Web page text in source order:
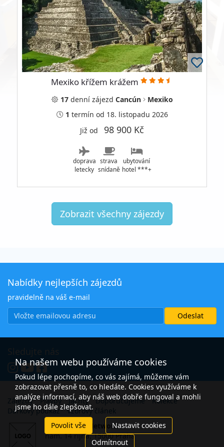
Mexiko křížem krážem
17dennízájezd Cancún
Mexiko
1 termín od 18. listopadu 2026
Již od 98 900 Kč
doprava
letecky
strava
snídaně
ubytování
hotel ***+
Zobrazit všechny zájezdy
Nabídky nejlepších zájezdů
pravidelně na váš e-mail
Zájezdy Plavby Jachty Doporučujeme
Kolekce
Dárkový poukaz
Vzorový článek
Open Travel Network
nám. 14 října, 15000 Praha
Na našem webu používáme cookies
Pokud lépe pochopíme, co vás zajímá, můžeme vám
zobrazovat přesně to, co hledáte. Cookies využíváme k
analýze informací, aby náš web dobře fungoval a mohli
jsme ho dále zlepšovat.
Povolit vše
Nastavit cookies
Odmítnout